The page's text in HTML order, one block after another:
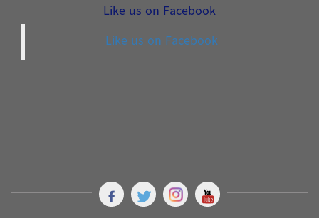
Like us on Facebook
Like us on Facebook